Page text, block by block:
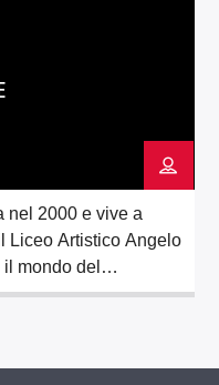
nel 2000 e vive a
Liceo Artistico Angelo
mondo del
che segna una svolta